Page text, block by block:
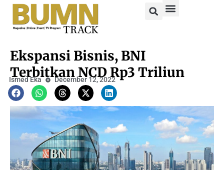
Ekspansi Bisnis, BNI
Terbitkan NCD Rp3 Triliun
Ismed Eka December 12, 2022